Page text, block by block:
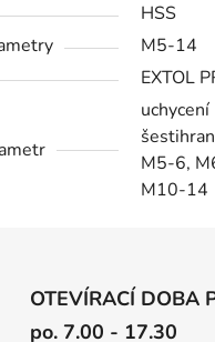
HSS
M5-14
EXTOL
uchycení
M5-6,
M10-14
OTEVÍRACÍ DOBA
po. 7.00 - 17.30